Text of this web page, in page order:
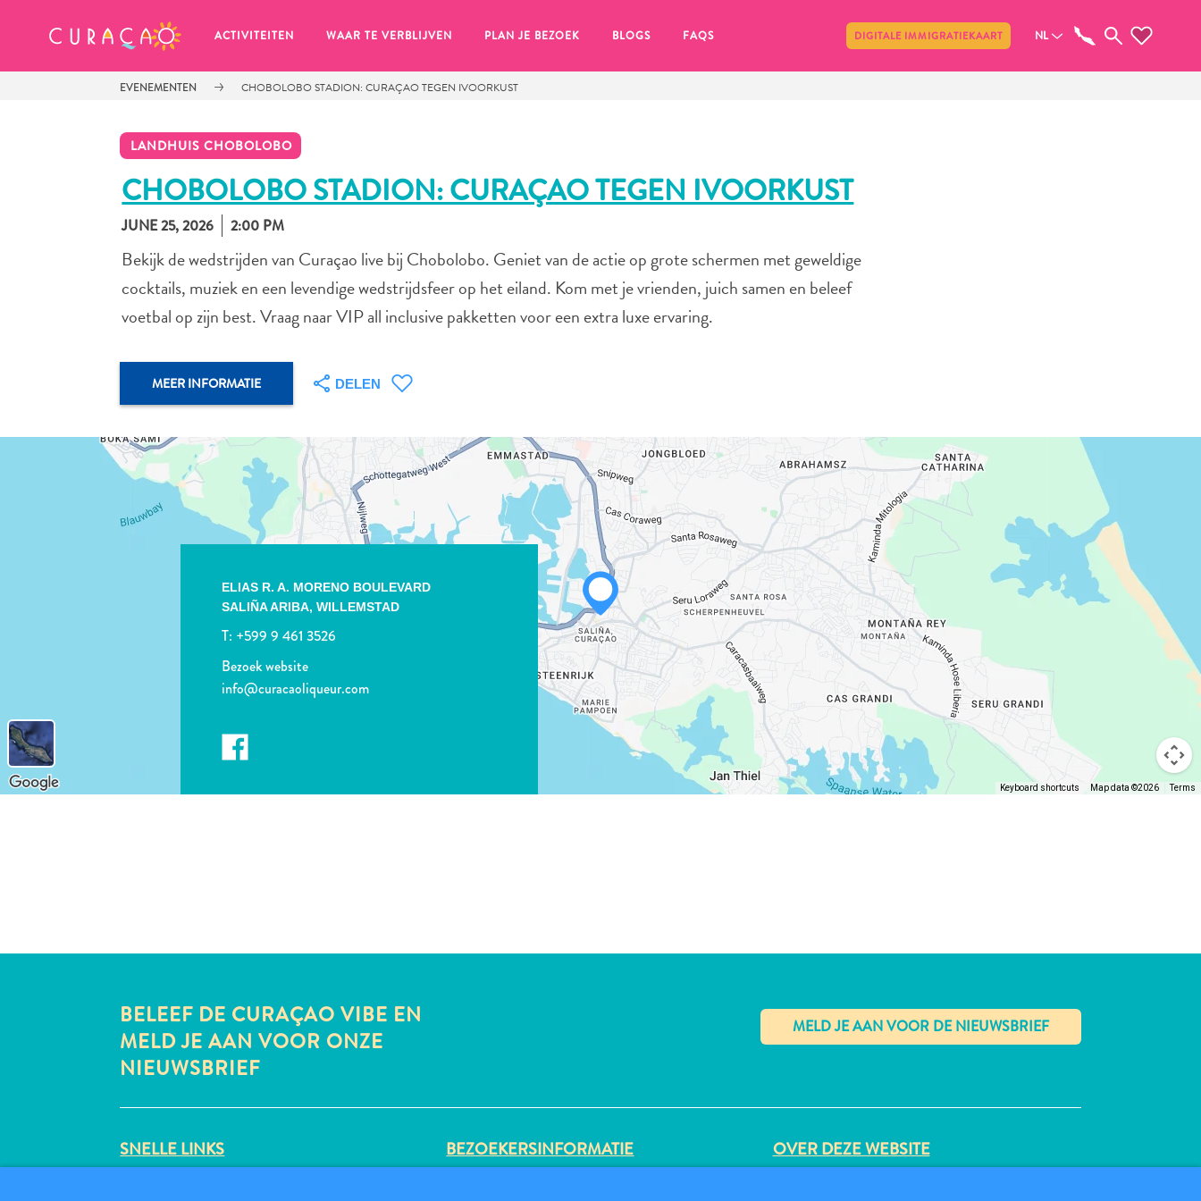
ACTIVITEITEN WAAR TE VERBLIJVEN PLAN JE BEZOEK BLOGS FAQS DIGITALE IMMIGRATIEKAART NL
EVENEMENTEN CHOBOLOBO STADION: CURAÇAO TEGEN IVOORKUST
LANDHUIS CHOBOLOBO
CHOBOLOBO STADION: CURAÇAO TEGEN IVOORKUST
JUNE 25, 2026 2:00 PM
Bekijk de wedstrijden van Curaçao live bij Chobolobo. Geniet van de actie op grote schermen met geweldige
cocktails, muziek en een levendige wedstrijdsfeer op het eiland. Kom met je vrienden, juich samen en beleef
voetbal op zijn best. Vraag naar VIP all inclusive pakketten voor een extra luxe ervaring.
MEER INFORMATIE DELEN
WHATSAPP
FACEBOOK
ELIAS R. A. MORENO BOULEVARD
SALIÑA ARIBA, WILLEMSTAD
T: +599 9 461 3526
Bezoek website
info@curacaoliqueur.com
Keyboard shortcuts Map data ©2026 Terms
BELEEF DE CURAÇAO VIBE EN
MELD JE AAN VOOR ONZE
NIEUWSBRIEF
✕
SNELLE LINKS BEZOEKERSINFORMATIE OVER DEZE WEBSITE
MIJN FAVORIETEN Delen
Zo te zien heb je nog geen
Wanneer je iets op wil slaan om later nog eens te bekijken, klik op het
LINK KOPIËREN